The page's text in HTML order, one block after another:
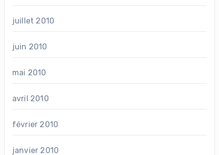
juillet 2010
juin 2010
mai 2010
avril 2010
février 2010
janvier 2010